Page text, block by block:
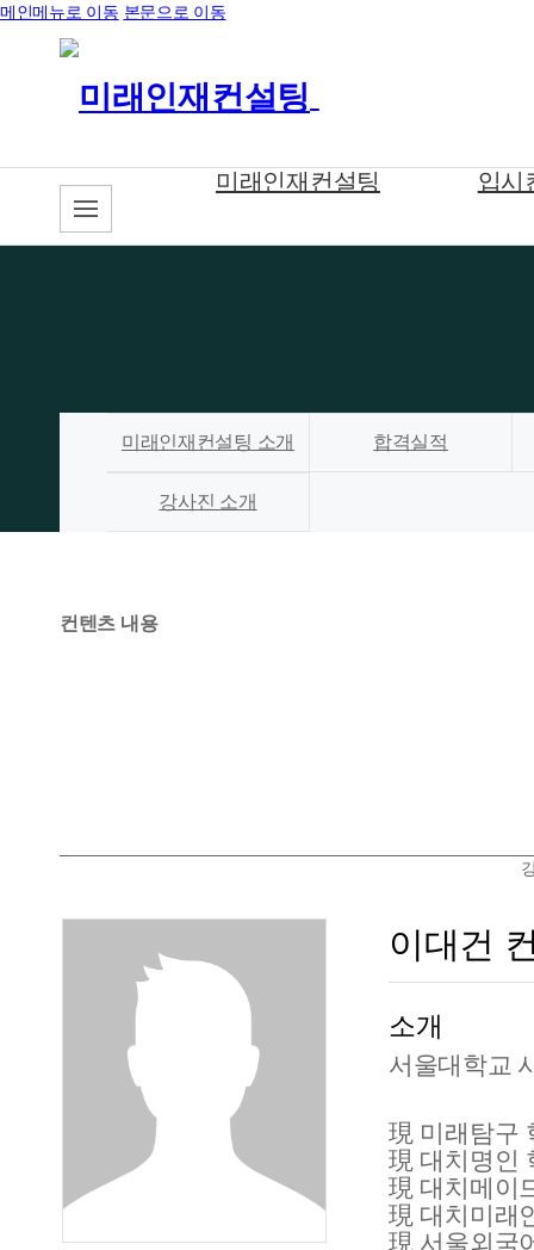
메인메뉴로 이동 본문으로 이동
미래인재컨설팅 소개 합격실적
강사진 소개
컨텐츠 내용
이대건
소개
서울대학교
現 미래탐구
現 대치명인
現 대치메이
現 대치미래
現 서울외국
미래인재컨설팅 입시